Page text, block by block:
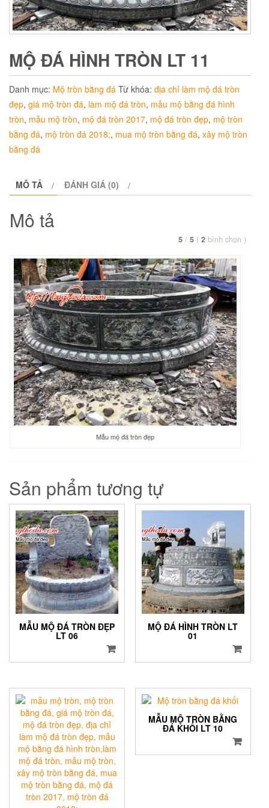
MỘ ĐÁ HÌNH TRÒN LT 11
Danh mục: Mộ tròn bằng đá Từ khóa: địa chỉ làm mộ đá tròn
đẹp, giá mộ tròn đá, làm mộ đá tròn, mẫu mộ bằng đá hình
tròn, mẫu mộ tròn, mộ đá tròn 2017, mộ đá tròn đẹp, mộ tròn
bằng đá, mộ tròn đá 2018;, mua mộ tròn bằng đá, xây mộ tròn
bằng đá
MÔ TẢ ĐÁNH GIÁ (0)
Mô tả
5 / 5 ( 2 bình chọn )
Mẫu mộ đá tròn đẹp
Sản phẩm tương tự
MẪU MỘ ĐÁ TRÒN ĐẸP
LT 06
MỘ ĐÁ HÌNH TRÒN LT
01
MẪU MỘ TRÒN BẰNG
ĐÁ KHỐI LT 10